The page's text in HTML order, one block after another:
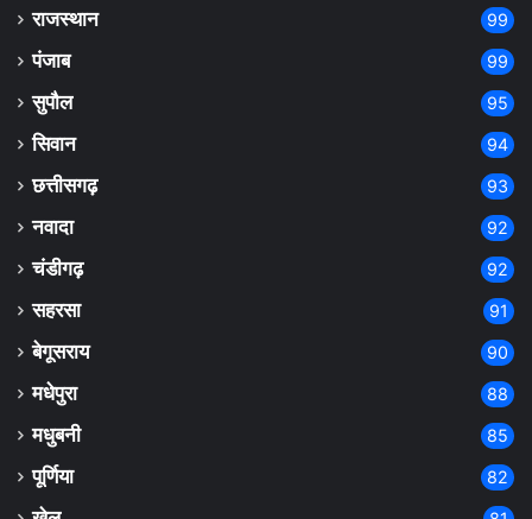
राजस्थान 99
पंजाब 99
सुपौल 95
सिवान 94
छत्तीसगढ़ 93
नवादा 92
चंडीगढ़ 92
सहरसा 91
बेगूसराय 90
मधेपुरा 88
मधुबनी 85
पूर्णिया 82